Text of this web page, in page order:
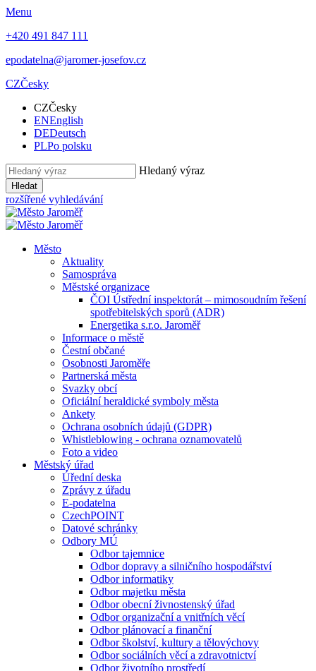
Menu
+420 491 847 111
epodatelna@jaromer-josefov.cz
CZČesky
CZČesky
ENEnglish
DEDeutsch
PLPo polsku
Hledaný výraz
Hledat
rozšířené vyhledávání
Město
Aktuality
Samospráva
Městské organizace
ČOI Ústřední inspektorát – mimosoudním řešení
spotřebitelských sporů (ADR)
Energetika s.r.o. Jaroměř
Informace o městě
Čestní občané
Osobnosti Jaroměře
Partnerská města
Svazky obcí
Oficiální heraldické symboly města
Ankety
Ochrana osobních údajů (GDPR)
Whistleblowing - ochrana oznamovatelů
Foto a video
Městský úřad
Úřední deska
Zprávy z úřadu
E-podatelna
CzechPOINT
Datové schránky
Odbory MÚ
Odbor tajemnice
Odbor dopravy a silničního hospodářství
Odbor informatiky
Odbor majetku města
Odbor obecní živnostenský úřad
Odbor organizační a vnitřních věcí
Odbor plánovací a finanční
Odbor školství, kultury a tělovýchovy
Odbor sociálních věcí a zdravotnictví
Odbor životního prostředí